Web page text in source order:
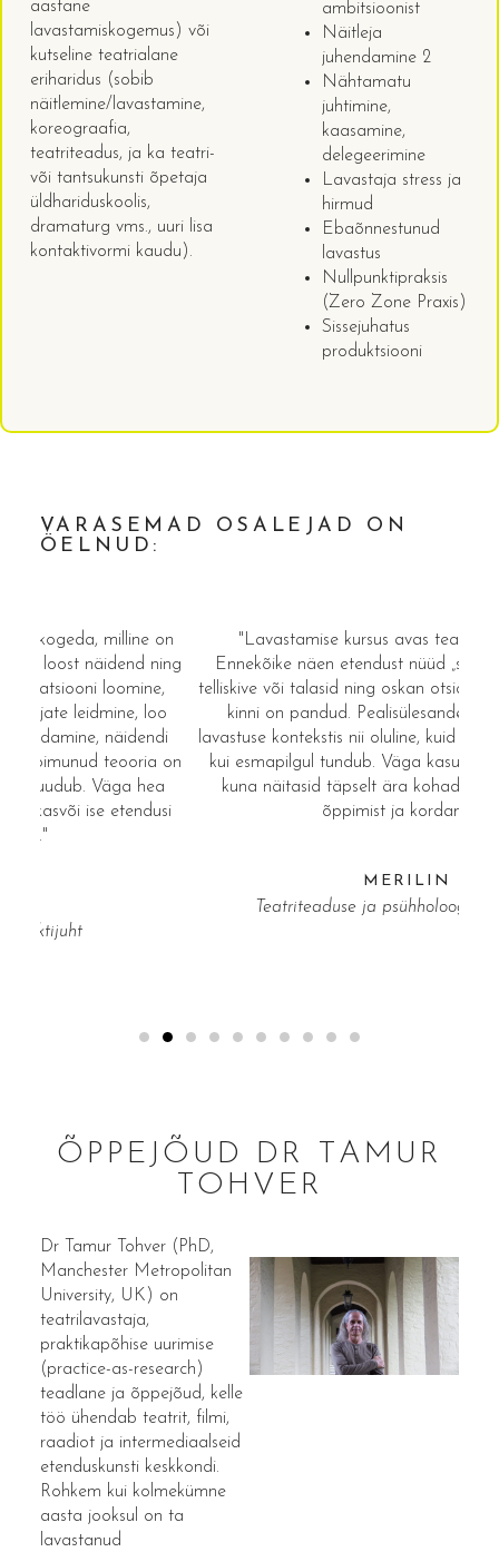
aastane
lavastamiskogemus) või
kutseline teatrialane
eriharidus (sobib
näitlemine/lavastamine,
koreograafia,
teatriteadus, ja ka teatri-
või tantsukunsti õpetaja
üldhariduskoolis,
dramaturg vms., uuri lisa
kontaktivormi kaudu).
ambitsioonist
Näitleja
juhendamine 2
Nähtamatu
juhtimine,
kaasamine,
delegeerimine
Lavastaja stress ja
hirmud
Ebaõnnestunud
lavastus
Nullpunktipraksis
(Zero Zone Praxis)
Sissejuhatus
produktsiooni
VARASEMAD OSALEJAD ON
ÖELNUD:
"Lavastamise kursus avas teatrit uuest küljest.
Ennekõike näen etendust nüüd „struktuurselt“ – selle
telliskive või talasid ning oskan otsida kruve, millega kõik
kinni on pandud. Pealisülesande sõnastamine on
lavastuse kontekstis nii oluline, kuid ei ole üldse nii kerge,
kui esmapilgul tundub. Väga kasulikud olid seminarid,
kuna näitasid täpselt ära kohad, mis vajavad veel
õppimist ja kordamist."
Teatriteaduse ja psühholoogia spetsialist
ÕPPEJÕUD DR TAMUR
TOHVER
Dr Tamur Tohver (PhD,
Manchester Metropolitan
University, UK) on
teatrilavastaja,
praktikapõhise uurimise
(practice-as-research)
teadlane ja õppejõud, kelle
töö ühendab teatrit, filmi,
raadiot ja intermediaalseid
etenduskunsti keskkondi.
Rohkem kui kolmekümne
aasta jooksul on ta
lavastanud